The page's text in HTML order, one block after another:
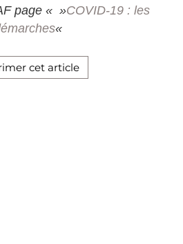
page « »COVID-19 : les
«
cet article